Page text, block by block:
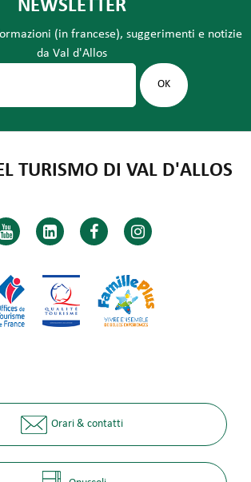
NEWSLETTER
(in francese), suggerimenti e notizie
da Val d'Allos
TURISMO DI VAL D'ALLOS
Orari & contatti